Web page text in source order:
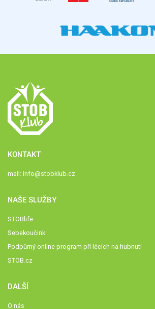
KONTAKT
mail: info@stobklub.cz
NAŠE SLUŽBY
STOBlife
Sebekoučink
Podpůrný online program při lécích na hubnutí
STOB.cz
DALŠÍ
O nás